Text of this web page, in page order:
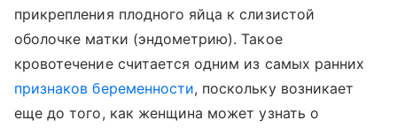
прикрепления плодного яйца к слизистой
оболочке матки (эндометрию). Такое
кровотечение считается одним из самых ранних
признаков беременности, поскольку возникает
еще до того, как женщина может узнать о